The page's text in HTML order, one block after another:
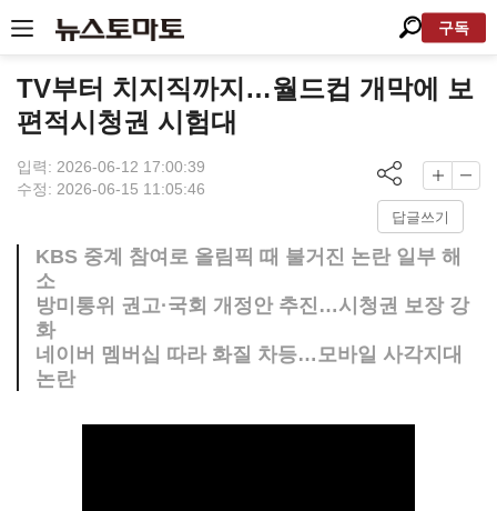
구독
TV부터 치지직까지…월드컵 개막에 보
편적시청권 시험대
입력: 2026-06-12 17:00:39
수정: 2026-06-15 11:05:46
답글쓰기
KBS 중계 참여로 올림픽 때 불거진 논란 일부 해
소
방미통위 권고·국회 개정안 추진…시청권 보장 강
화
네이버 멤버십 따라 화질 차등…모바일 사각지대
논란